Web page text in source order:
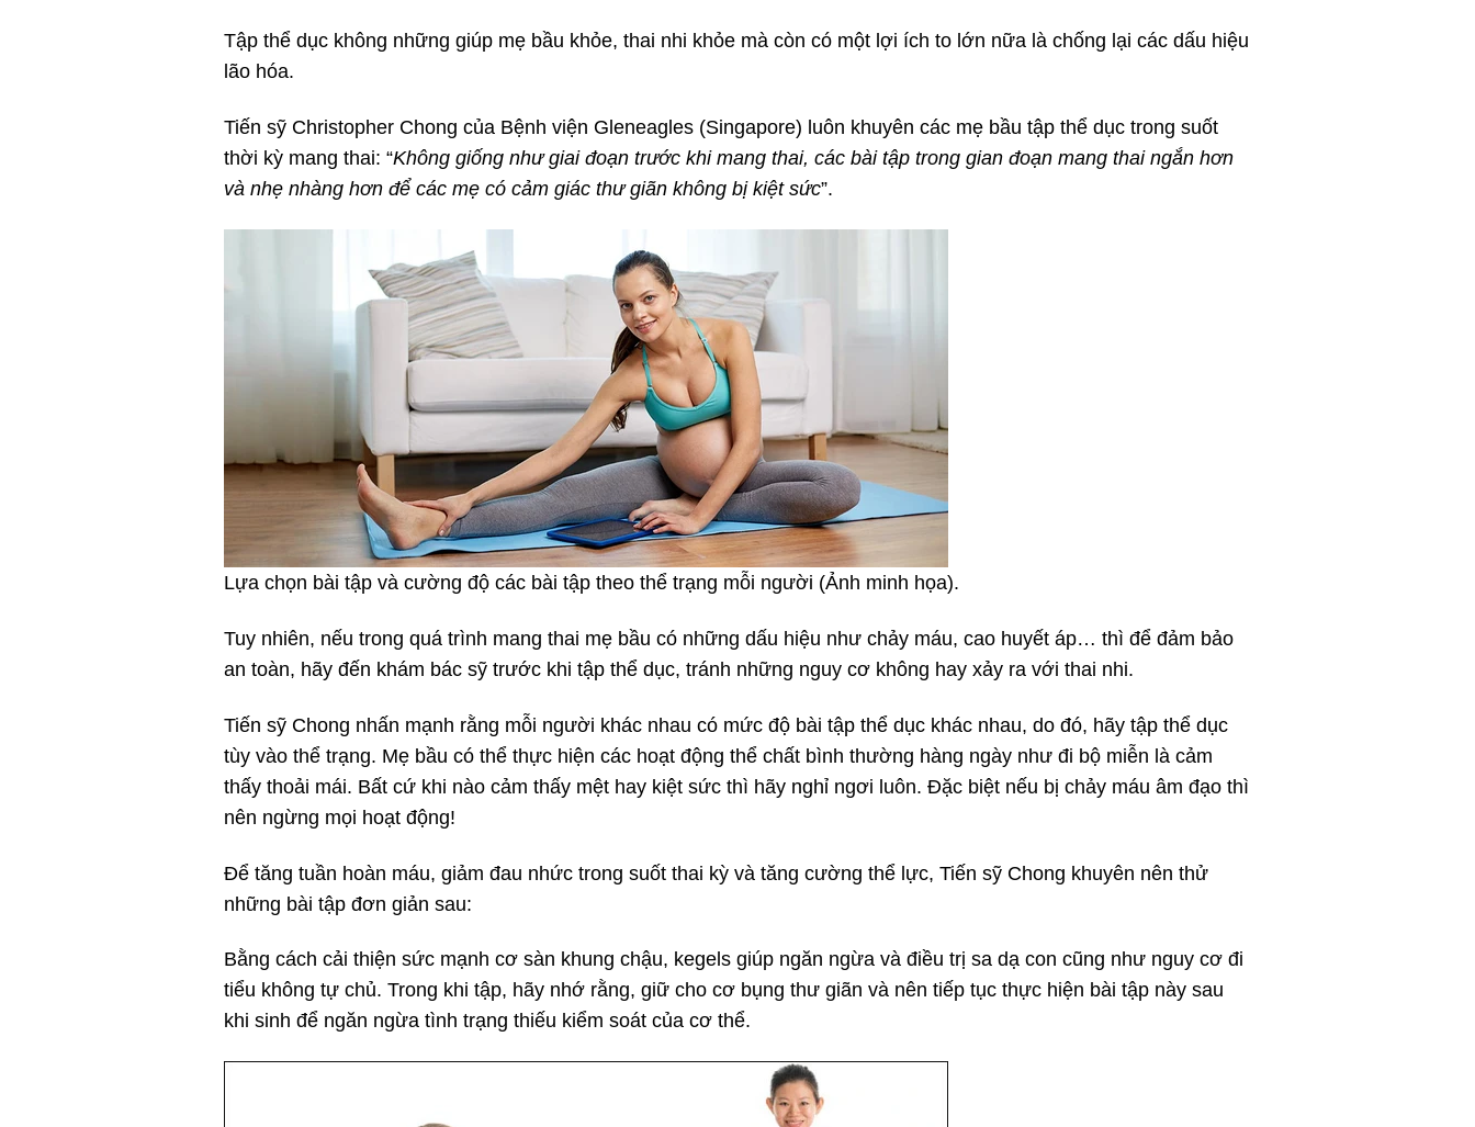
Tập thể dục không những giúp mẹ bầu khỏe, thai nhi khỏe mà còn có một lợi ích to lớn nữa là chống lại các dấu hiệu
lão hóa.
Tiến sỹ Christopher Chong của Bệnh viện Gleneagles (Singapore) luôn khuyên các mẹ bầu tập thể dục trong suốt
thời kỳ mang thai: “Không giống như giai đoạn trước khi mang thai, các bài tập trong gian đoạn mang thai ngắn hơn
và nhẹ nhàng hơn để các mẹ có cảm giác thư giãn không bị kiệt sức”.
Lựa chọn bài tập và cường độ các bài tập theo thể trạng mỗi người (Ảnh minh họa).
Tuy nhiên, nếu trong quá trình mang thai mẹ bầu có những dấu hiệu như chảy máu, cao huyết áp… thì để đảm bảo
an toàn, hãy đến khám bác sỹ trước khi tập thể dục, tránh những nguy cơ không hay xảy ra với thai nhi.
Tiến sỹ Chong nhấn mạnh rằng mỗi người khác nhau có mức độ bài tập thể dục khác nhau, do đó, hãy tập thể dục
tùy vào thể trạng. Mẹ bầu có thể thực hiện các hoạt động thể chất bình thường hàng ngày như đi bộ miễn là cảm
thấy thoải mái. Bất cứ khi nào cảm thấy mệt hay kiệt sức thì hãy nghỉ ngơi luôn. Đặc biệt nếu bị chảy máu âm đạo thì
nên ngừng mọi hoạt động!
Để tăng tuần hoàn máu, giảm đau nhức trong suốt thai kỳ và tăng cường thể lực, Tiến sỹ Chong khuyên nên thử
những bài tập đơn giản sau:
Bằng cách cải thiện sức mạnh cơ sàn khung chậu, kegels giúp ngăn ngừa và điều trị sa dạ con cũng như nguy cơ đi
tiểu không tự chủ. Trong khi tập, hãy nhớ rằng, giữ cho cơ bụng thư giãn và nên tiếp tục thực hiện bài tập này sau
khi sinh để ngăn ngừa tình trạng thiếu kiểm soát của cơ thể.